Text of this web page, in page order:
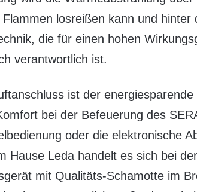
losreißen kann und
die für einen hohen
verantwortlich ist.
ist der
bei der Befeuerung des
oder die elektronische
Hause Leda handelt es sich bei
mit Qualitäts-Schamotte im